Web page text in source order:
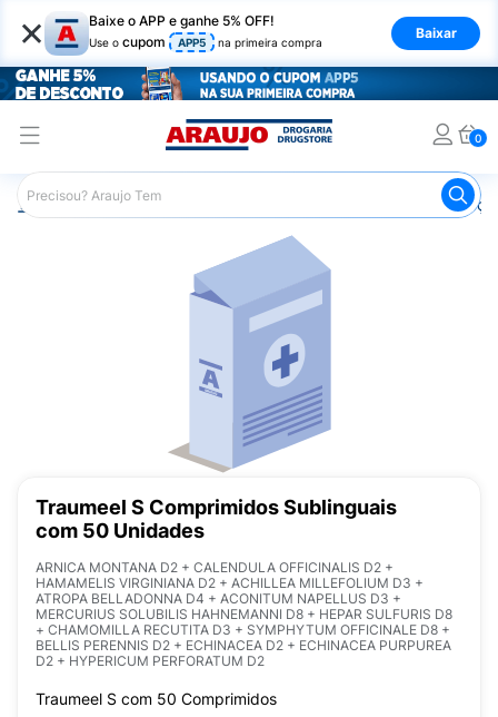
× Baixe o APP e ganhe 5% OFF!
Use o cupom APP5 na primeira compra
Baixar
0
Araujo Medicamentos Remédios para Alergias e
Traumeel S Comprimidos Sublinguais
com 50 Unidades
ARNICA MONTANA D2 + CALENDULA OFFICINALIS D2 +
HAMAMELIS VIRGINIANA D2 + ACHILLEA MILLEFOLIUM D3 +
ATROPA BELLADONNA D4 + ACONITUM NAPELLUS D3 +
MERCURIUS SOLUBILIS HAHNEMANNI D8 + HEPAR SULFURIS D8
+ CHAMOMILLA RECUTITA D3 + SYMPHYTUM OFFICINALE D8 +
BELLIS PERENNIS D2 + ECHINACEA D2 + ECHINACEA PURPUREA
D2 + HYPERICUM PERFORATUM D2
Traumeel S com 50 Comprimidos